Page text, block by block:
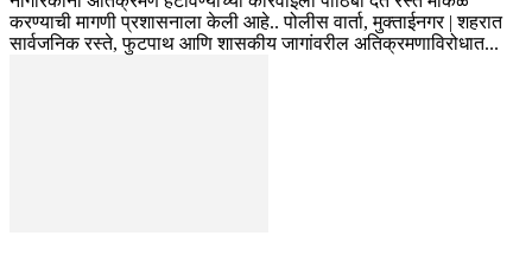
करण्याची मागणी प्रशासनाला केली आहे.. पोलीस वार्ता, मुक्ताईनगर | शहरात
सार्वजनिक रस्ते, फुटपाथ आणि शासकीय जागांवरील अतिक्रमणाविरोधात...